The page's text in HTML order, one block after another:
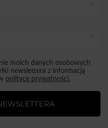
moich danych osobowych
newslettera z informacją
polityce prywatności.